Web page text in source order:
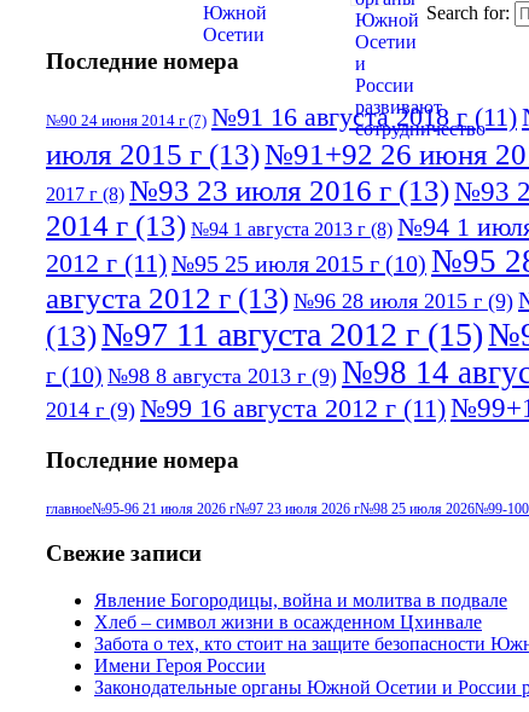
Search for:
Последние номера
№90 24 июня 2014 г (7) №91 16 августа 2018 г (11)
июля 2015 г (13)№91+92 26 июня
2017 г (8) №93 23 июля 2016 г (13)№93
2014 г (13) №94 1 августа 2013 г (8) №94 1
2012 г (11)№95 25 июля 2015 г (10) №95
августа 2012 г (13) №96 28 июля 2015 г (9)
(13)№97 11 августа 2012 г (15)
г (10) №98 8 августа 2013 г (9) №98 14
2014 г (9) №99 16 августа 2012 г (11)
Последние номера
главное№95-96 21 июля 2026 г№97 23 июля 2026 г№98 25 июля 2026№99-100
Свежие записи
Явление Богородицы, война и молитва в подвале
Хлеб – символ жизни в осажденном Цхинвале
Забота о тех, кто стоит на защите безопасности
Имени Героя России
Законодательные органы Южной Осетии и России